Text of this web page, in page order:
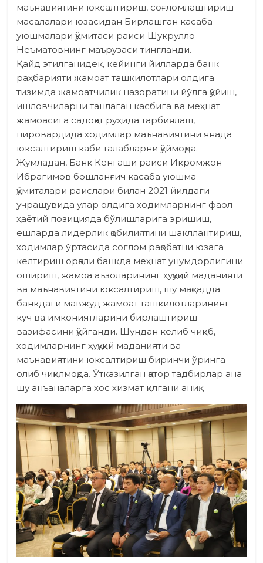
маънавиятини юксалтириш, соғломлаштириш
масалалари юзасидан Бирлашган касаба
уюшмалари қўмитаси раиси Шукрулло
Неъматовнинг маърузаси тингланди.
Қайд этилганидек, кейинги йилларда банк
раҳбарияти жамоат ташкилотлари олдига
тизимда жамоатчилик назоратини йўлга қўйиш,
ишловчиларни танлаган касбига ва меҳнат
жамоасига садоқат руҳида тарбиялаш,
пировардида ходимлар маънавиятини янада
юксалтириш каби талаб­ларни қўймоқда.
Жумладан, Банк Кенгаши раиси Икромжон
Ибрагимов бошланғич касаба уюшма
қўмиталари раислари билан 2021 йилдаги
учрашувида улар олдига ходимларнинг фаол
ҳаётий позицияда бўлиш­ларига эришиш,
ёшларда лидерлик қобилиятини шакллантириш,
ходимлар ўртасида соғлом рақобатни юзага
келтириш орқали банкда меҳнат унумдорлигини
ошириш, жамоа аъзоларининг ҳуқуқий маданияти
ва маънавиятини юксалтириш, шу мақсадда
банкдаги мавжуд жамоат ташкилотларининг
куч ва имкониятларини бирлаштириш
вазифасини қўйганди. Шундан келиб чиқиб,
ходимларнинг ҳуқуқий маданияти ва
маънавиятини юксалтириш биринчи ўринга
олиб чиқилмоқда. Ўтказилган қатор тадбирлар ана
шу анъаналарга хос хизмат қилгани аниқ.